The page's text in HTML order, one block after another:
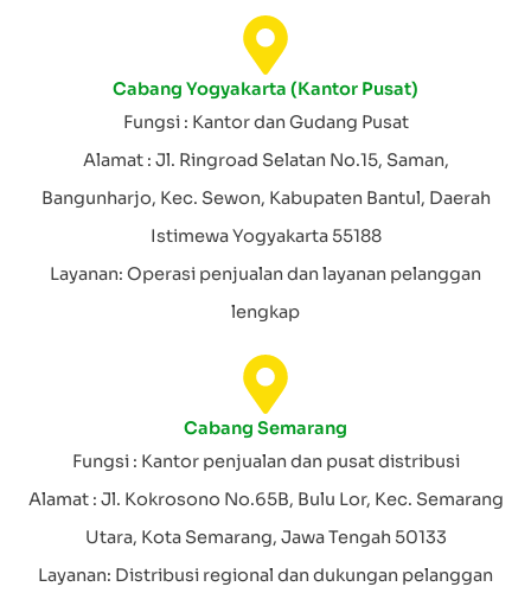
Cabang Yogyakarta (Kantor Pusat)
Fungsi : Kantor dan Gudang Pusat
Alamat : Jl. Ringroad Selatan No.15, Saman,
Bangunharjo, Kec. Sewon, Kabupaten Bantul, Daerah
Istimewa Yogyakarta 55188
Layanan: Operasi penjualan dan layanan pelanggan
lengkap
Cabang Semarang
Fungsi : Kantor penjualan dan pusat distribusi
Alamat : Jl. Kokrosono No.65B, Bulu Lor, Kec. Semarang
Utara, Kota Semarang, Jawa Tengah 50133
Layanan: Distribusi regional dan dukungan pelanggan